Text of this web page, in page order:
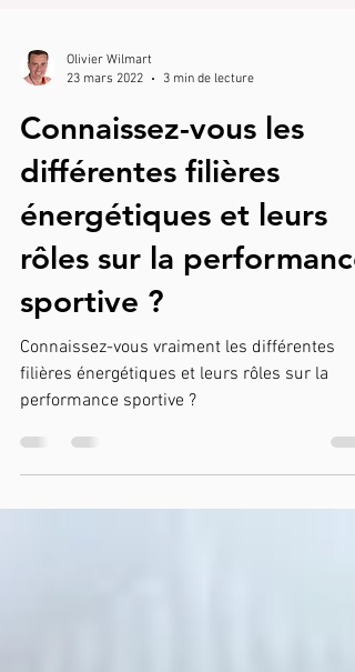
Olivier Wilmart
23 mars 2022
3 min de lecture
Connaissez-vous les
différentes filières
énergétiques et leurs
rôles sur la performance
sportive ?
Connaissez-vous vraiment les différentes
filières énergétiques et leurs rôles sur la